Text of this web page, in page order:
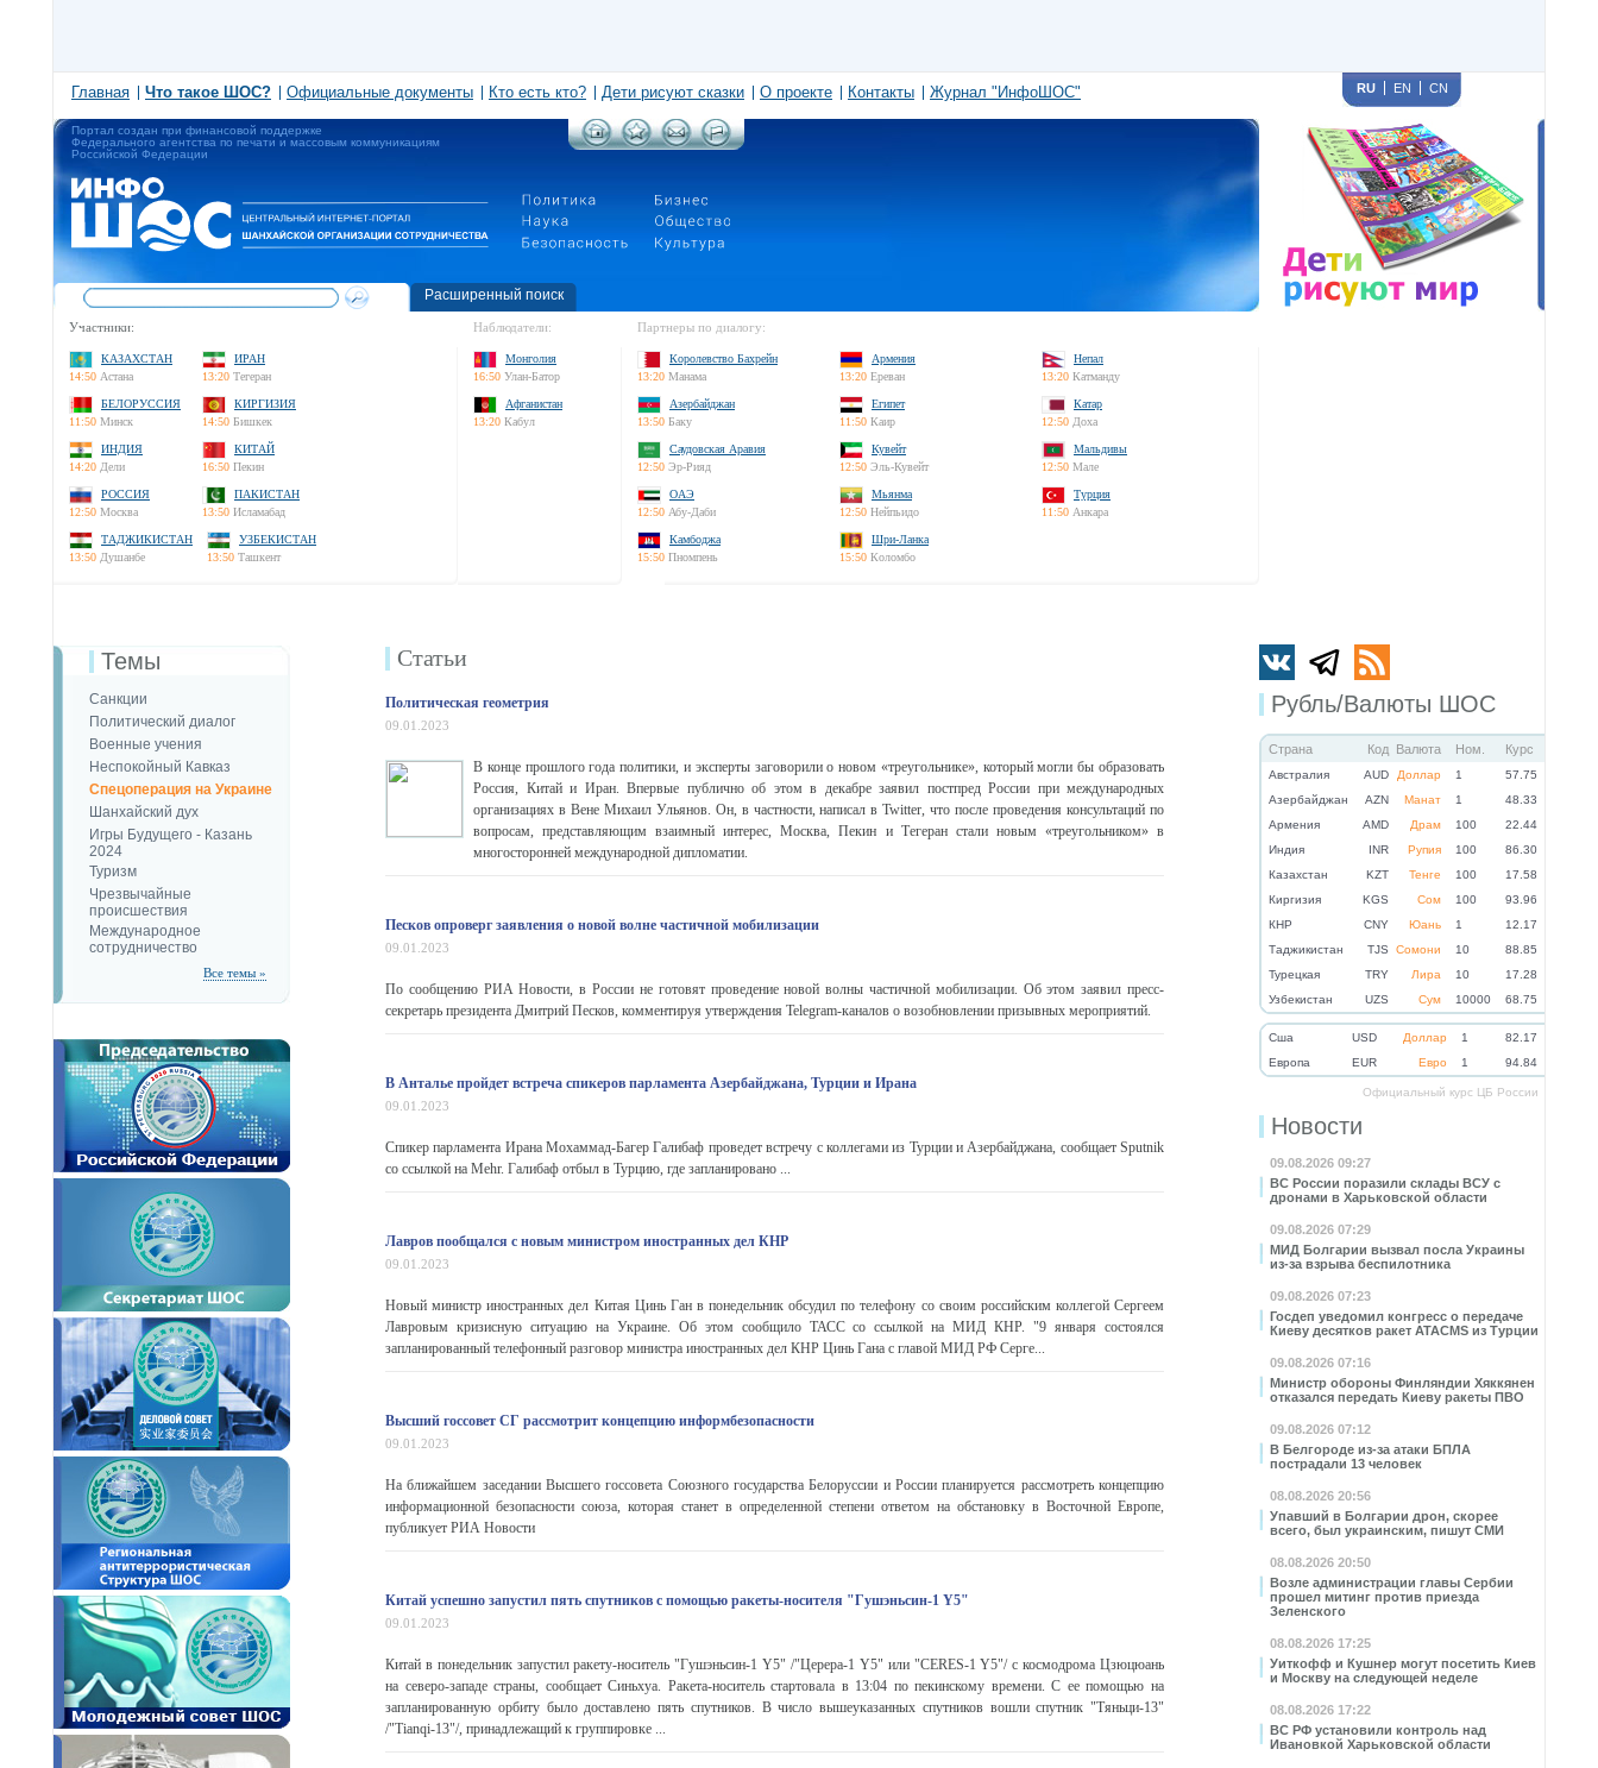
Главная Что такое ШОС? Официальные документы Кто есть кто? Дети рисуют сказки О проекте Контакты Журнал "ИнфоШОС" RU EN CN
Портал создан при финансовой поддержке
Федерального агентства по печати и массовым коммуникациям
Российской Федерации
Расширенный поиск
Участники:
КАЗАХСТАН
14:50 Астана
ИРАН
13:20 Тегеран
БЕЛОРУССИЯ
11:50 Минск
КИРГИЗИЯ
14:50 Бишкек
ИНДИЯ
14:20 Дели
КИТАЙ
16:50 Пекин
РОССИЯ
12:50 Москва
ПАКИСТАН
13:50 Исламабад
ТАДЖИКИСТАН
13:50 Душанбе
УЗБЕКИСТАН
13:50 Ташкент
Наблюдатели:
Монголия
16:50 Улан-Батор
Афганистан
13:20 Кабул
Партнеры по диалогу:
Королевство Бахрейн
13:20 Манама
Армения
13:20 Ереван
Непал
13:20 Катманду
Азербайджан
13:50 Баку
Египет
11:50 Каир
Катар
12:50 Доха
Саудовская Аравия
12:50 Эр-Рияд
Кувейт
12:50 Эль-Кувейт
Мальдивы
12:50 Мале
ОАЭ
12:50 Абу-Даби
Мьянма
12:50 Нейпьидо
Турция
11:50 Анкара
Камбоджа
15:50 Пномпень
Шри-Ланка
15:50 Коломбо
Рубль/Валюты ШОС
Страна Код Валюта Ном. Курс
Австралия AUD Доллар 1
57.75
Азербайджан
AZN Манат 1
48.33
Армения
AMD Драм 100
22.44
Индия
INR Рупия 100
86.30
Казахстан
KZT Тенге 100
17.58
Киргизия
KGS Сом 100
93.96
КНР
CNY Юань 1
12.17
Таджикистан
TJS Сомони 10
88.85
Турецкая
TRY Лира 10
17.28
Узбекистан
UZS Сум 10000 68.75
Cша USD Доллар 1
82.17
Eвропа
EUR Евро 1 94.84
Официальный курс ЦБ России
Новости
09.08.2026 09:27
ВС России поразили склады ВСУ с
дронами в Харьковской области
09.08.2026 07:29
МИД Болгарии вызвал посла Украины
из-за взрыва беспилотника
09.08.2026 07:23
Госдеп уведомил конгресс о передаче
Киеву десятков ракет ATACMS из Турции
09.08.2026 07:16
Министр обороны Финляндии Хяккянен
отказался передать Киеву ракеты ПВО
09.08.2026 07:12
В Белгороде из-за атаки БПЛА
пострадали 13 человек
08.08.2026 20:56
Упавший в Болгарии дрон, скорее
всего, был украинским, пишут СМИ
08.08.2026 20:50
Возле администрации главы Сербии
прошел митинг против приезда
Зеленского
08.08.2026 17:25
Уиткофф и Кушнер могут посетить Киев
и Москву на следующей неделе
08.08.2026 17:22
ВС РФ установили контроль над
Ивановкой Харьковской области
Темы
Санкции
Политический диалог
Военные учения
Неспокойный Кавказ
Спецоперация на Украине
Шанхайский дух
Игры Будущего - Казань
2024
Туризм
Чрезвычайные
происшествия
Международное
сотрудничество
Все темы »
Статьи
Политическая геометрия
09.01.2023
В конце прошлого года политики, и эксперты заговорили о новом «треугольнике», который могли бы образовать
Россия, Китай и Иран. Впервые публично об этом в декабре заявил постпред России при международных
организациях в Вене Михаил Ульянов. Он, в частности, написал в Twitter, что после проведения консультаций по
вопросам, представляющим взаимный интерес, Москва, Пекин и Тегеран стали новым «треугольником» в
многосторонней международной дипломатии.
Песков опроверг заявления о новой волне частичной мобилизации
09.01.2023
По сообщению РИА Новости, в России не готовят проведение новой волны частичной мобилизации. Об этом заявил пресс-
секретарь президента Дмитрий Песков, комментируя утверждения Telegram-каналов о возобновлении призывных мероприятий.
В Анталье пройдет встреча спикеров парламента Азербайджана, Турции и Ирана
09.01.2023
Спикер парламента Ирана Мохаммад-Багер Галибаф проведет встречу с коллегами из Турции и Азербайджана, сообщает Sputnik
со ссылкой на Mehr. Галибаф отбыл в Турцию, где запланировано ...
Лавров пообщался с новым министром иностранных дел КНР
09.01.2023
Новый министр иностранных дел Китая Цинь Ган в понедельник обсудил по телефону со своим российским коллегой Сергеем
Лавровым кризисную ситуацию на Украине. Об этом сообщило ТАСС со ссылкой на МИД КНР. "9 января состоялся
запланированный телефонный разговор министра иностранных дел КНР Цинь Гана с главой МИД РФ Серге...
Высший госсовет СГ рассмотрит концепцию информбезопасности
09.01.2023
На ближайшем заседании Высшего госсовета Союзного государства Белоруссии и России планируется рассмотреть концепцию
информационной безопасности союза, которая станет в определенной степени ответом на обстановку в Восточной Европе,
публикует РИА Новости
Китай успешно запустил пять спутников с помощью ракеты-носителя "Гушэньсин-1 Y5"
09.01.2023
Китай в понедельник запустил ракету-носитель "Гушэньсин-1 Y5" /"Церера-1 Y5" или "CERES-1 Y5"/ с космодрома Цзюцюань
на северо-западе страны, сообщает Синьхуа. Ракета-носитель стартовала в 13:04 по пекинскому времени. С ее помощью на
запланированную орбиту было доставлено пять спутников. В число вышеуказанных спутников вошли спутник "Тяньци-13"
/"Tianqi-13"/, принадлежащий к группировке ...